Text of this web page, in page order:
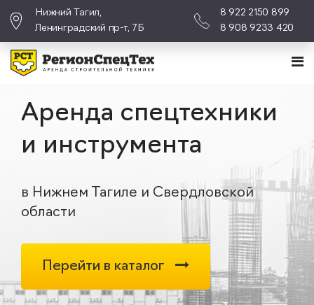
Нижний Тагил,
Ленинградский пр-т, 7Б
8 922 2150 899
8 908 9233 420
Аренда спецтехники
и инструмента
в Нижнем Тагиле и Свердловской
области
Перейти в каталог